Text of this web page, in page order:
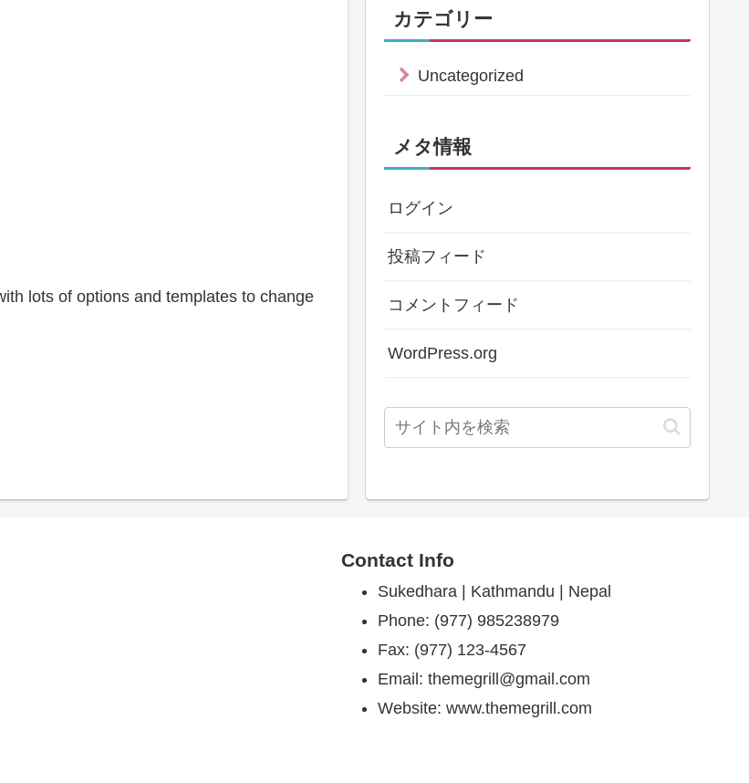
lots of options and templates to change
カテゴリー
Uncategorized
メタ情報
ログイン
投稿フィード
コメントフィード
WordPress.org
Contact Info
Sukedhara | Kathmandu | Nepal
Phone: (977) 985238979
Fax: (977) 123-4567
Email: themegrill@gmail.com
Website: www.themegrill.com